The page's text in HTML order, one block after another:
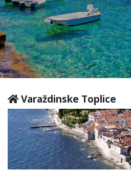
Varaždinske Toplice